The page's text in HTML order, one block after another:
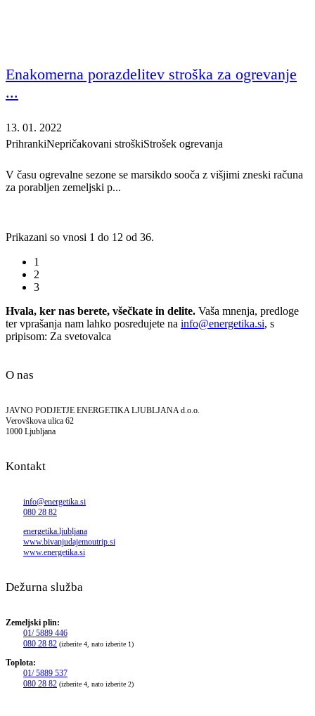
Enakomerna porazdelitev stroška za ogrevanje
...
13. 01. 2022
PrihrankiNepričakovani stroškiStrošek ogrevanja
V času ogrevalne sezone se marsikdo sooča z višjimi zneski računa
za porabljen zemeljski p...
Prikazani so vnosi 1 do 12 od 36.
1
2
3
Hvala, ker nas berete, všečkate in delite. Vaša mnenja, predloge
ter vprašanja nam lahko posredujete na info@energetika.si, s
pripisom: Za svetovalca
O nas
JAVNO PODJETJE ENERGETIKA LJUBLJANA d.o.o.
Verovškova ulica 62
1000 Ljubljana
Kontakt
info@energetika.si
080 28 82
energetika.ljubljana
www.bivanjudajemoutrip.si
www.energetika.si
Dežurna služba
Zemeljski plin:
01/ 5889 446
080 28 82 (izberite 4, nato izberite 1)
Toplota:
01/ 5889 537
080 28 82 (izberite 4, nato izberite 2)